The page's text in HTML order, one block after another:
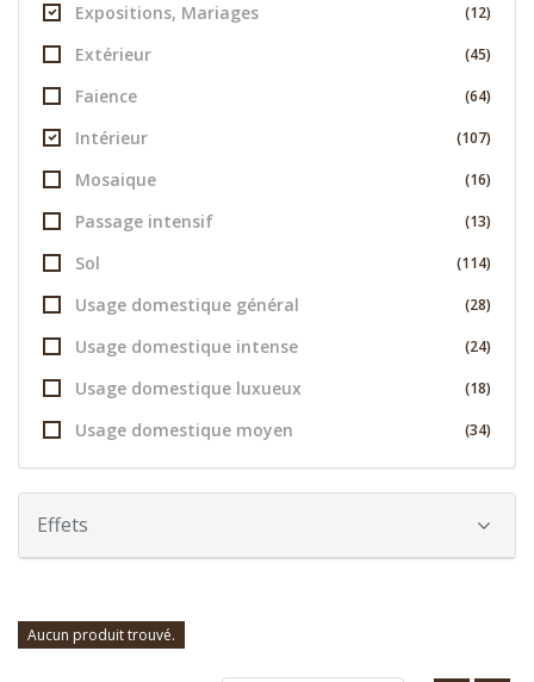
Expositions, Mariages (12)
Extérieur (45)
Faience (64)
Intérieur (107)
Mosaique (16)
Passage intensif (13)
Sol (114)
Usage domestique général (28)
Usage domestique intense (24)
Usage domestique luxueux (18)
Usage domestique moyen (34)
Effets
Aucun produit trouvé.